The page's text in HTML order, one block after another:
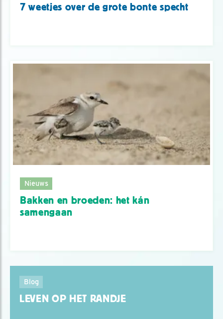
7 weetjes over de grote bonte specht
Nieuws
Bakken en broeden: het kán
samengaan
Blog
LEVEN OP HET RANDJE